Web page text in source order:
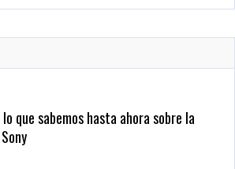
Call of Duty 2021 aparentemente ya fue
que sabemos hasta ahora sobre la